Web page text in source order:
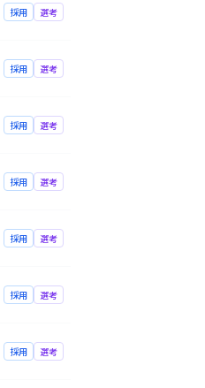
採用 選考
採用 選考
採用 選考
採用 選考
採用 選考
採用 選考
採用 選考